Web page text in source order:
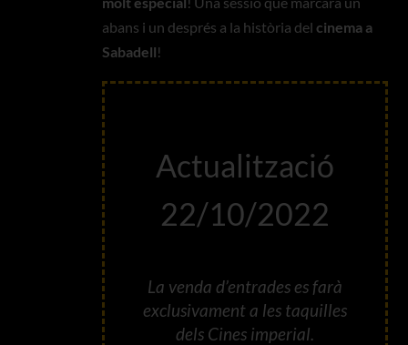
abans i un després a la història del cinema a
Sabadell!
Actualització
22/10/2022
La venda d’entrades es farà
exclusivament a les taquilles
dels Cines imperial.